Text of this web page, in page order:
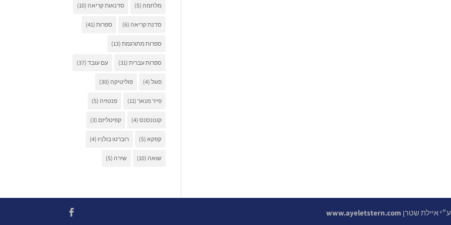
מלחמה (5) סדנאות קריאה (10)
סדנת קריאה (6) ספרות (41)
ספרות מתורגמת (13)
ספרות עברית (31) עם עובד (37)
פוגל (4) פוליטיקה (30)
פייר מנאר (11) פנטזיה (5)
קונונסנס (4) קפיטליזם (3)
קפקא (5) רוברטו בולניו (4)
שואה (10) שירה (5)
איילת שטרן www.ayeletstern.com